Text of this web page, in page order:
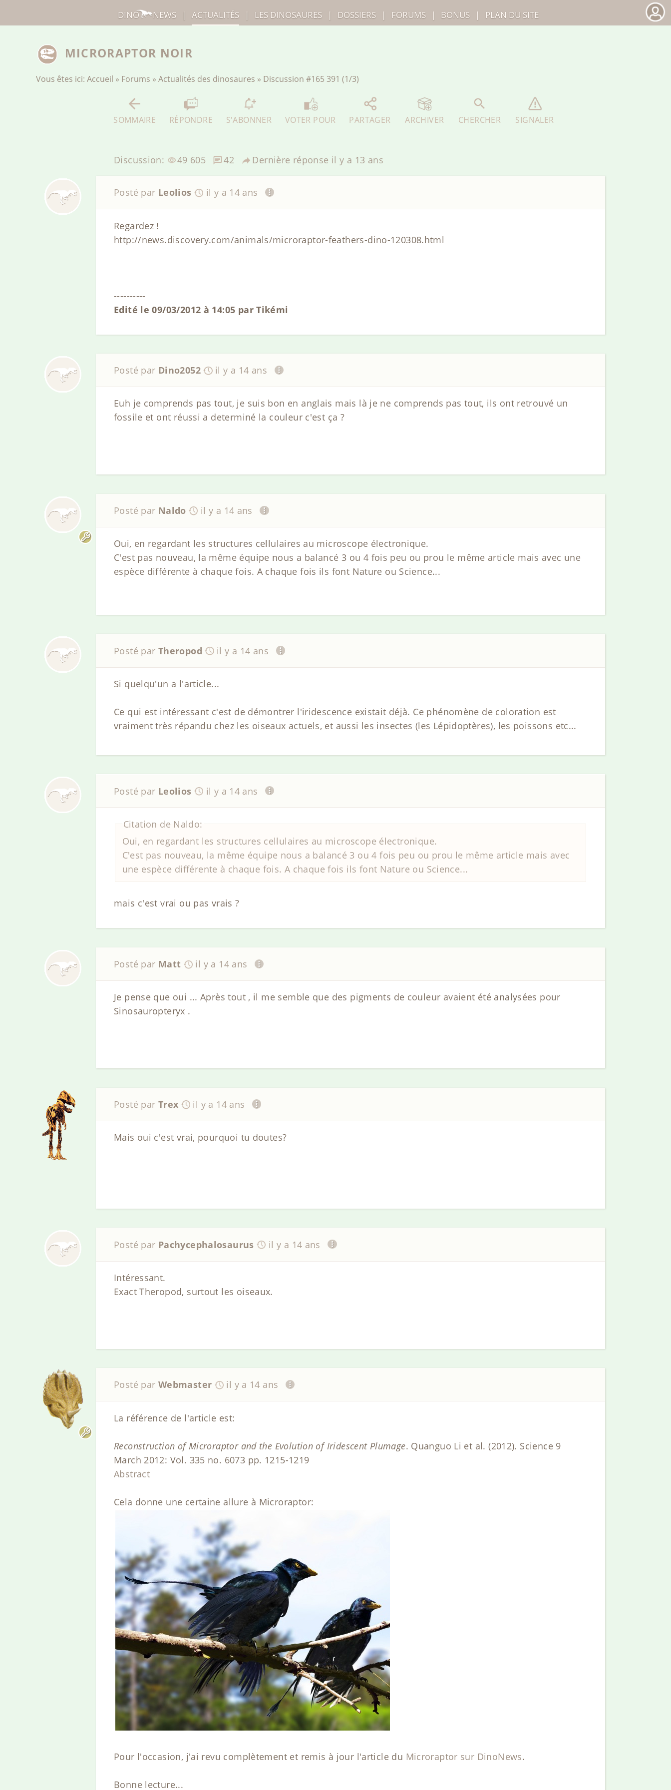
MICRORAPTOR NOIR
Vous êtes ici: Accueil » Forums » Actualités des dinosaures » Discussion #165 391 (1/3)
SOMMAIRE RÉPONDRE S'ABONNER VOTER POUR PARTAGER ARCHIVER CHERCHER SIGNALER
Discussion: 49 605 42 Dernière réponse il y a 13 ans
Posté par Leolios il y a 14 ans
Regardez !
http://news.discovery.com/animals/microraptor-feathers-dino-120308.html
----------
Edité le 09/03/2012 à 14:05 par Tikémi
Posté par Dino2052 il y a 14 ans
Euh je comprends pas tout, je suis bon en anglais mais là je ne comprends pas tout, ils ont retrouvé un
fossile et ont réussi a determiné la couleur c'est ça ?
Posté par Naldo il y a 14 ans
Oui, en regardant les structures cellulaires au microscope électronique.
C'est pas nouveau, la même équipe nous a balancé 3 ou 4 fois peu ou prou le même article mais avec une
espèce différente à chaque fois. A chaque fois ils font Nature ou Science...
Posté par Theropod il y a 14 ans
Si quelqu'un a l'article...
Ce qui est intéressant c'est de démontrer l'iridescence existait déjà. Ce phénomène de coloration est
vraiment très répandu chez les oiseaux actuels, et aussi les insectes (les Lépidoptères), les poissons etc...
Posté par Leolios il y a 14 ans
Citation de Naldo:
Oui, en regardant les structures cellulaires au microscope électronique.
C'est pas nouveau, la même équipe nous a balancé 3 ou 4 fois peu ou prou le même article mais avec
une espèce différente à chaque fois. A chaque fois ils font Nature ou Science...
mais c'est vrai ou pas vrais ?
Posté par Matt il y a 14 ans
Je pense que oui ... Après tout , il me semble que des pigments de couleur avaient été analysées pour
Sinosauropteryx .
Posté par Trex il y a 14 ans
Mais oui c'est vrai, pourquoi tu doutes?
Posté par Pachycephalosaurus il y a 14 ans
Intéressant.
Exact Theropod, surtout les oiseaux.
Posté par Webmaster il y a 14 ans
La référence de l'article est:
Reconstruction of Microraptor and the Evolution of Iridescent Plumage. Quanguo Li et al. (2012). Science 9
March 2012: Vol. 335 no. 6073 pp. 1215-1219
Abstract
Cela donne une certaine allure à Microraptor:
Pour l'occasion, j'ai revu complètement et remis à jour l'article du Microraptor sur DinoNews.
Bonne lecture...
DINO NEWS | ACTUALITÉS | LES DINOSAURES | DOSSIERS | FORUMS | BONUS | PLAN DU SITE